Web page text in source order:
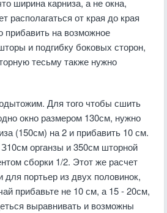
ширина карниза, а не окна,
располагаться от края до края
прибавить на возможное
и подгибку боковых сторон,
тесьму также нужно
Для того чтобы сшить
окно размером 130см, нужно
(150см) на 2 и прибавить 10 см.
органзы и 350см шторной
сборки 1/2. Этот же расчет
для портьер из двух половинок,
прибавьте не 10 см, а 15 - 20см,
выравнивать и возможны